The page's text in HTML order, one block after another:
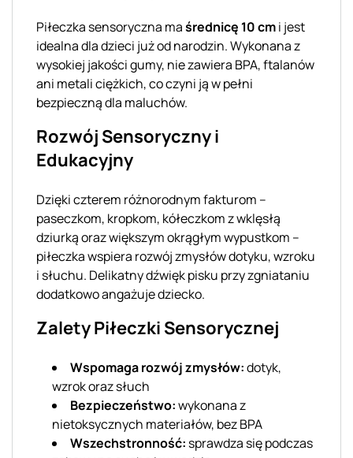
Piłeczka sensoryczna maśrednicę 10 cmi jest
idealna dla dzieci już od narodzin. Wykonana z
wysokiej jakości gumy, nie zawiera BPA, ftalanów
ani metali ciężkich, co czyni ją w pełni
bezpieczną dla maluchów.
Rozwój Sensoryczny i
Edukacyjny
Dzięki czterem różnorodnym fakturom –
paseczkom, kropkom, kółeczkom z wklęsłą
dziurką oraz większym okrągłym wypustkom –
piłeczka wspiera rozwój zmysłów dotyku, wzroku
i słuchu. Delikatny dźwięk pisku przy zgniataniu
dodatkowo angażuje dziecko.
Zalety Piłeczki Sensorycznej
Wspomaga rozwój zmysłów:dotyk,
wzrok oraz słuch
Bezpieczeństwo:wykonana z
nietoksycznych materiałów, bez BPA
Wszechstronność: sprawdza się podczas